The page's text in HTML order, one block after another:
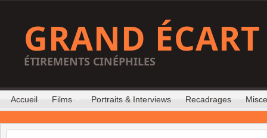
GRAND ÉCART
ÉTIREMENTS CINÉPHILES
Accueil Films Portraits & Interviews Recadrages